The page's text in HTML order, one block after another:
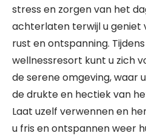
stress en zorgen van het
achterlaten terwijl u geniet
rust en ontspanning.
wellnessresort kunt u zich
de serene omgeving, waar
de drukte en hectiek van
Laat uzelf verwennen en
u fris en ontspannen weer